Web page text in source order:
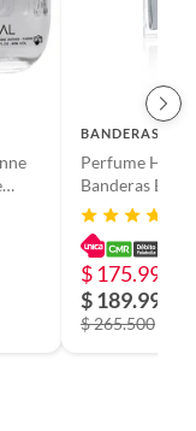
BANDERAS
Perfume
Banderas
for Men Eau
200ml
$ 175.990
$ 189.990
$ 265.500